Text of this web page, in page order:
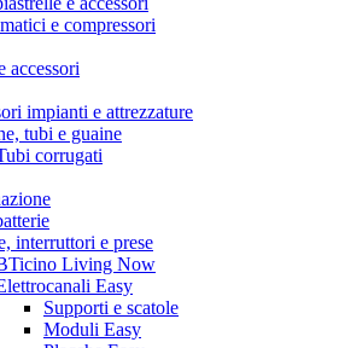
e compressori
accessori
impianti e attrezzature
tubi e guaine
corrugati
interruttori e prese
Living Now
Easy
Supporti e scatole
Moduli Easy